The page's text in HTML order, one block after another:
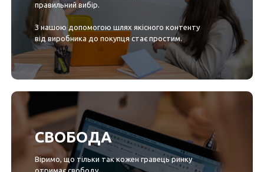
правильний вибір.
З нашою допомогою шлях якісного контенту
від виробника до покупця стає простим.
СВОБОДА
Віримо, що тільки так кожен гравець ринку
отримає свободу.